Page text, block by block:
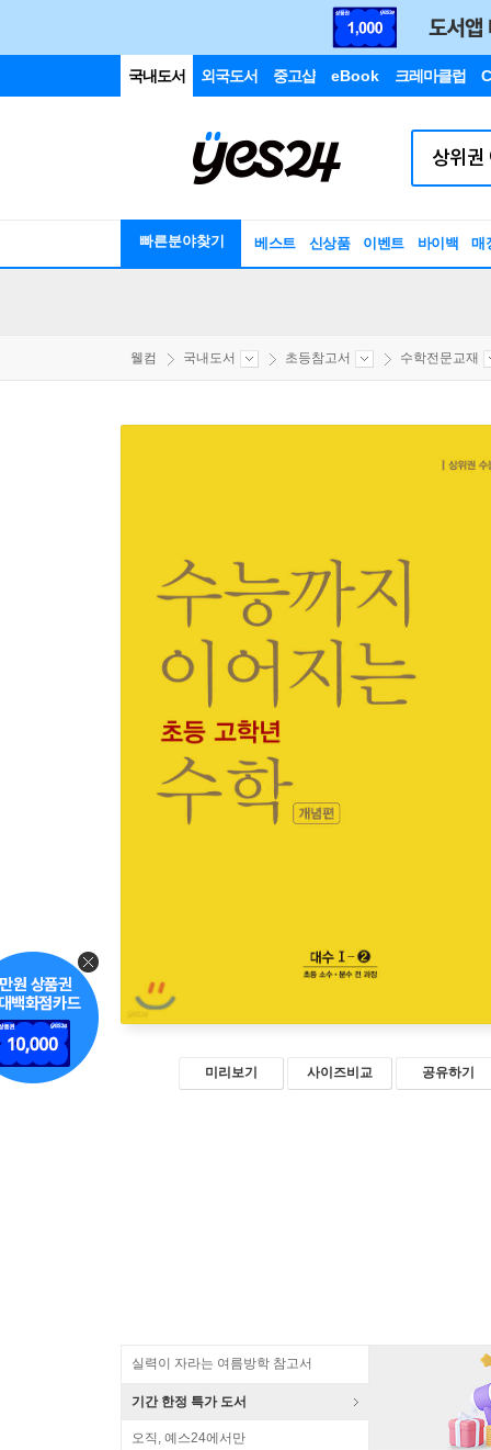
국내도서 외국도서 중고샵 eBook 크레마클럽
빠른분야찾기 베스트 신상품 이벤트 바이백 매
웰컴 국내도서 초등참고서 수학전문교재
미리보기 사이즈비교 공유하기
실력이 자라는 여름방학 참고서
기간 한정 특가 도서
오직, 예스24에서만